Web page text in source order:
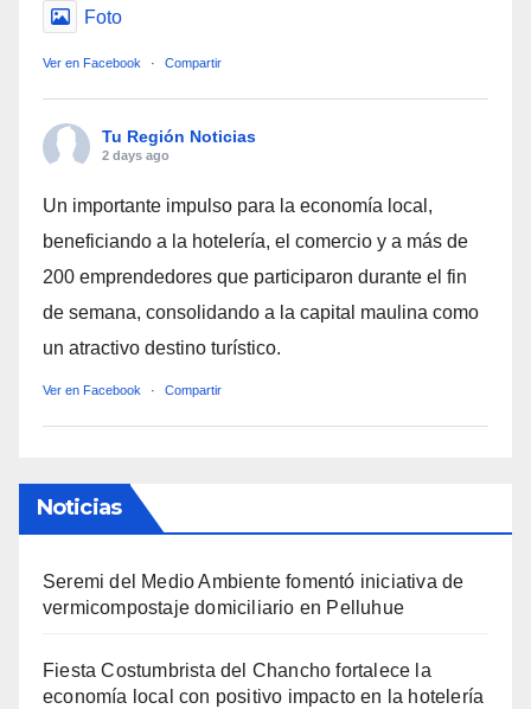
Foto
Ver en Facebook · Compartir
Tu Región Noticias
2 days ago
Un importante impulso para la economía local,
beneficiando a la hotelería, el comercio y a más de
200 emprendedores que participaron durante el fin
de semana, consolidando a la capital maulina como
un atractivo destino turístico.
Ver en Facebook · Compartir
Noticias
Seremi del Medio Ambiente fomentó iniciativa de
vermicompostaje domiciliario en Pelluhue
Fiesta Costumbrista del Chancho fortalece la
economía local con positivo impacto en la hotelería